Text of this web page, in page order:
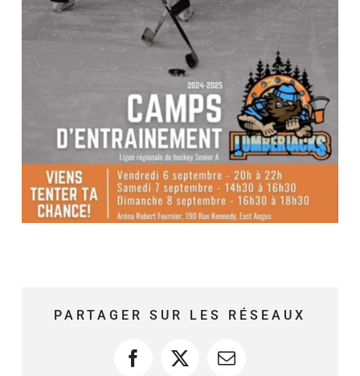
PARTAGER SUR LES RÉSEAUX
Facebook
X Courriel